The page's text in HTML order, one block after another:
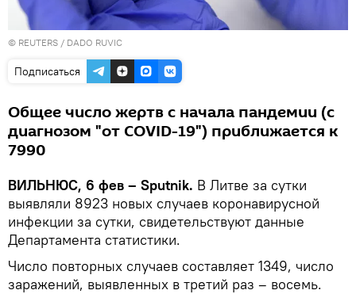
© REUTERS / DADO RUVIC
Подписаться
Общее число жертв с начала пандемии (с
диагнозом "от COVID-19") приближается к
7990
ВИЛЬНЮС, 6 фев – Sputnik. В Литве за сутки
выявляли 8923 новых случаев коронавирусной
инфекции за сутки, свидетельствуют данные
Департамента статистики.
Число повторных случаев составляет 1349, число
заражений, выявленных в третий раз – восемь.